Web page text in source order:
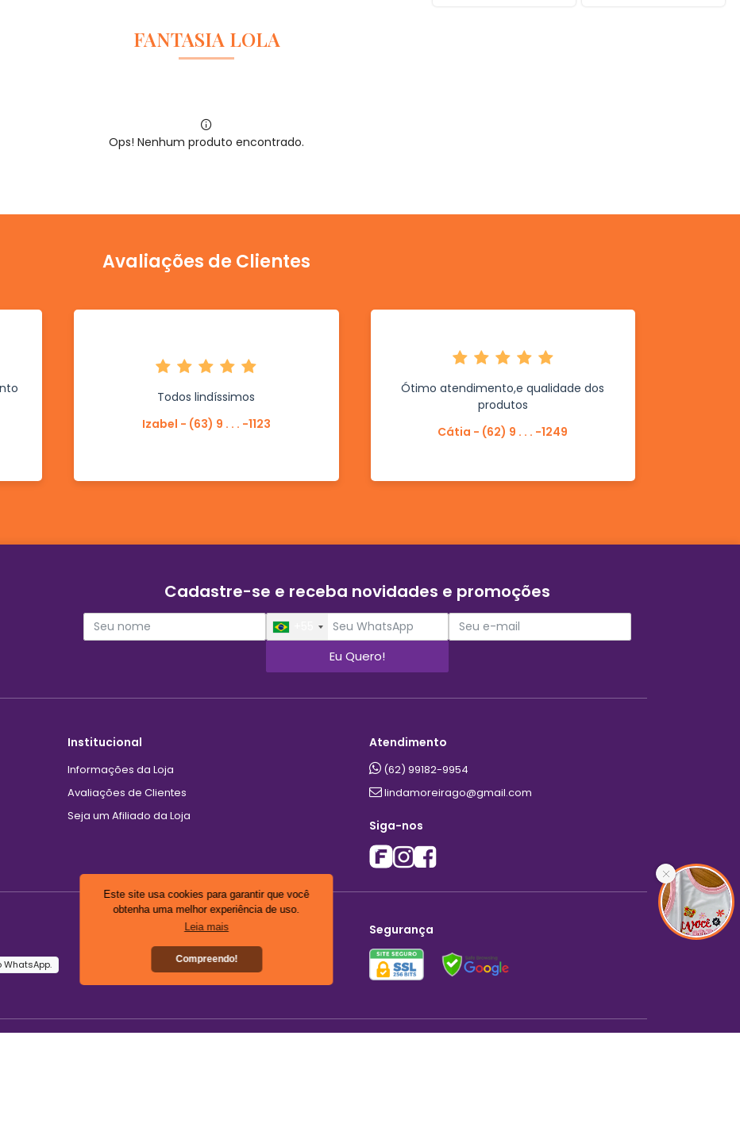
Este site usa cookies para garantir que você
obtenha uma melhor experiência de uso.
Leia mais
Compreendo!
FANTASIA LOLA
Ops! Nenhum produto encontrado.
Avaliações de Clientes
Todos lindíssimos
Izabel - (63) 9 . . . -1123
Ótimo atendimento,e qualidade dos
produtos
Cátia - (62) 9 . . . -1249
Cadastre-se e receba novidades e promoções
Eu Quero!
Institucional
Informações da Loja
Avaliações de Clientes
Seja um Afiliado da Loja
Atendimento
(62) 99182-9954
lindamoreirago@gmail.com
Siga-nos
WhatsApp.
Segurança